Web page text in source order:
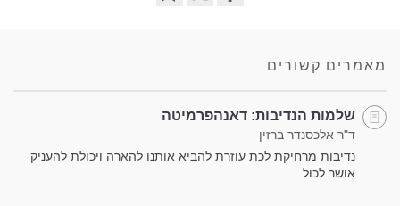
מאמרים קשורים
שלמות הנדיבות: דאנהפרמיטה
ד"ר אלכסנדר ברזין
נדיבות מרחיקת לכת עוזרת להביא אותנו להארה ויכולת להעניק
אושר לכול.